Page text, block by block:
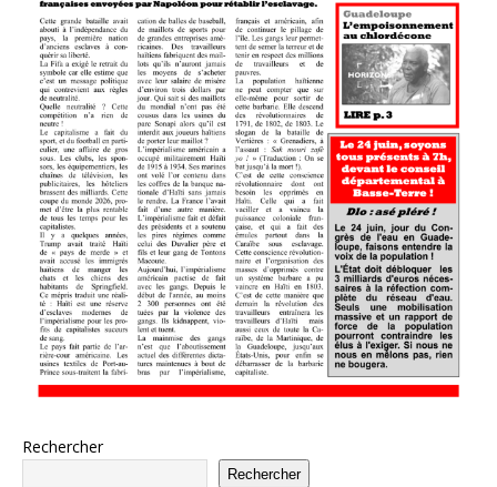
Rechercher
Rechercher